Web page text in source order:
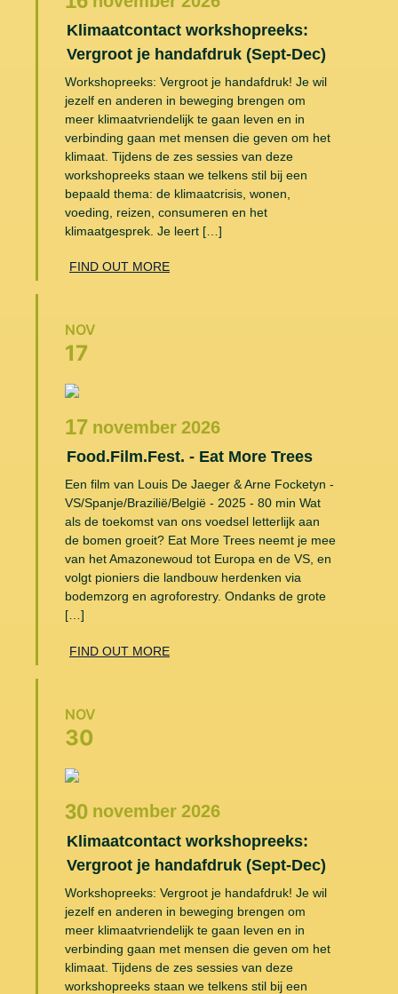
Klimaatcontact workshopreeks:
Vergroot je handafdruk (Sept-Dec)
Workshopreeks: Vergroot je handafdruk! Je wil
jezelf en anderen in beweging brengen om
meer klimaatvriendelijk te gaan leven en in
verbinding gaan met mensen die geven om het
klimaat. Tijdens de zes sessies van deze
workshopreeks staan we telkens stil bij een
bepaald thema: de klimaatcrisis, wonen,
voeding, reizen, consumeren en het
klimaatgesprek. Je leert […]
FIND OUT MORE
NOV
17
17 november 2026
Food.Film.Fest. - Eat More Trees
Een film van Louis De Jaeger & Arne Focketyn -
VS/Spanje/Brazilië/België - 2025 - 80 min Wat
als de toekomst van ons voedsel letterlijk aan
de bomen groeit? Eat More Trees neemt je mee
van het Amazonewoud tot Europa en de VS, en
volgt pioniers die landbouw herdenken via
bodemzorg en agroforestry. Ondanks de grote
[…]
FIND OUT MORE
NOV
30
30 november 2026
Klimaatcontact workshopreeks:
Vergroot je handafdruk (Sept-Dec)
Workshopreeks: Vergroot je handafdruk! Je wil
jezelf en anderen in beweging brengen om
meer klimaatvriendelijk te gaan leven en in
verbinding gaan met mensen die geven om het
klimaat. Tijdens de zes sessies van deze
workshopreeks staan we telkens stil bij een